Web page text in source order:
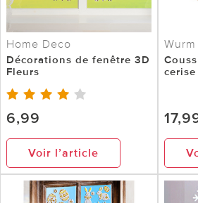
Home Deco
Décorations de fenêtre 3D
Fleurs
6,99
Voir l’article
Wurm